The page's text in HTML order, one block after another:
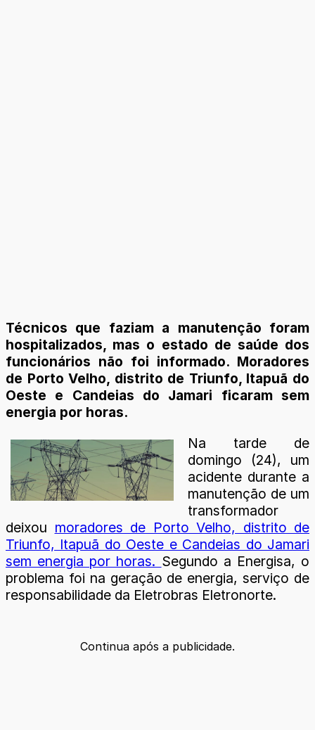
Técnicos que faziam a manutenção foram
hospitalizados, mas o estado de saúde dos
funcionários não foi informado. Moradores
de Porto Velho, distrito de Triunfo, Itapuã do
Oeste e Candeias do Jamari ficaram sem
energia por horas.
Na tarde de
domingo (24), um
acidente durante a
manutenção de um
transformador
deixou moradores de Porto Velho, distrito de
Triunfo, Itapuã do Oeste e Candeias do Jamari
sem energia por horas. Segundo a Energisa, o
problema foi na geração de energia, serviço de
responsabilidade da Eletrobras Eletronorte.
Continua após a publicidade.